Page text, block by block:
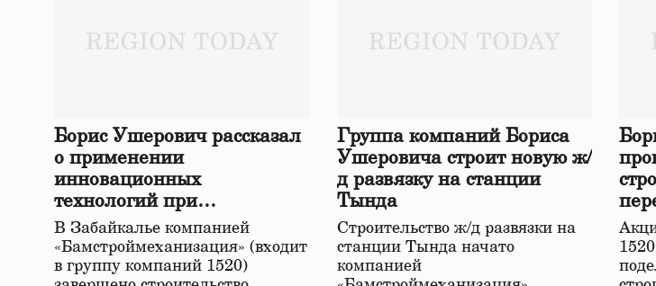
Борис Ушерович рассказал
о применении
инновационных
технологий при
строительстве нового моста
в Забайкалье
В Забайкалье компанией
«Бамстроймеханизация» (входит
в группу компаний 1520)
Группа компаний Бориса
Ушеровича строит новую ж/
д развязку на станции
Тында
Строительство ж/д развязки на
станции Тында начато
компанией